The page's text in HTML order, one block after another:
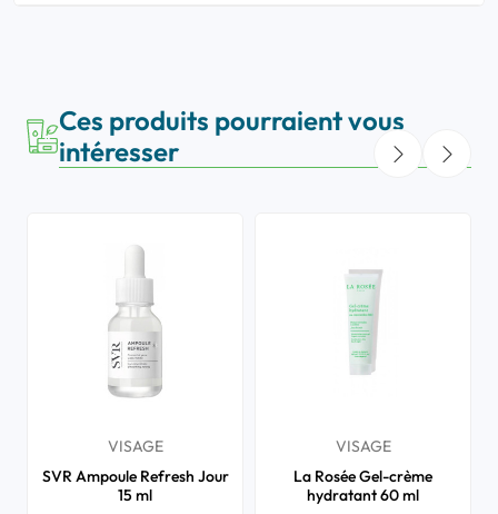
Ces produits pourraient vous
intéresser
VISAGE
SVR Ampoule Refresh Jour
15 ml
VISAGE
La Rosée Gel-crème
hydratant 60 ml